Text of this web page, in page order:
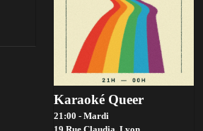
Karaoké Queer
21:00 - Mardi